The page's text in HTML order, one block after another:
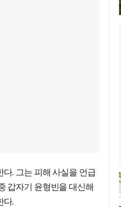
. 그는 피해 사실을 언급
갑자기 윤형빈을 대신해
다.